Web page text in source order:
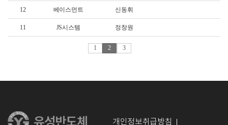
12 베이스먼트 신동휘
11 JS시스템 정창원
1 2 3
개인정보취급방침